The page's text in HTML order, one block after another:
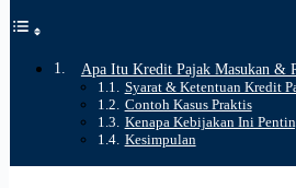
Apa Itu Kredit Pajak Masukan &
Syarat & Ketentuan Kredit
Contoh Kasus Praktis
Kenapa Kebijakan Ini
Kesimpulan